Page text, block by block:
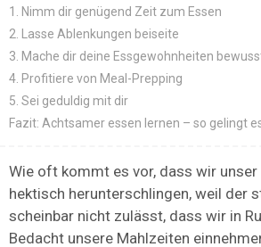
1. Nimm dir genügend Zeit zum Essen
2. Lasse Ablenkungen beiseite
3. Mache dir deine Essgewohnheiten
4. Profitiere von Meal-Prepping
5. Sei geduldig mit dir
Fazit: Achtsamer essen lernen – so gelingt
Wie oft kommt es vor, dass wir unser
hektisch herunterschlingen, weil der
scheinbar nicht zulässt, dass wir in
Bedacht unsere Mahlzeiten